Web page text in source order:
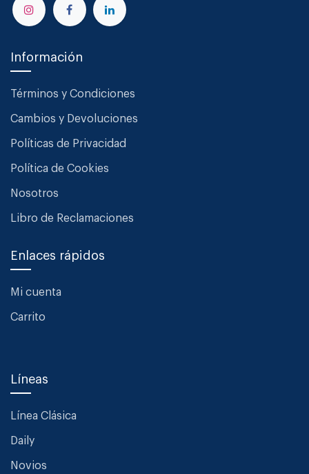
Información
Términos y Condiciones
Cambios y Devoluciones
Políticas de Privacidad
Política de Cookies
Nosotros
Libro de Reclamaciones
Enlaces rápidos
Mi cuenta
Carrito
Líneas
Línea Clásica
Daily
Novios